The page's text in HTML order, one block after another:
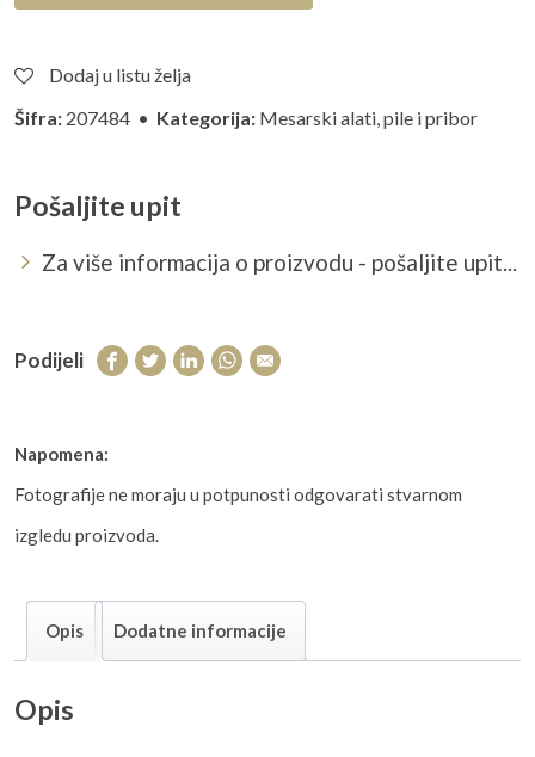
Dodaj u listu želja
Šifra: 207484 • Kategorija: Mesarski alati, pile i pribor
Pošaljite upit
Za više informacija o proizvodu - pošaljite upit...
Podijeli
Napomena:
Fotografije ne moraju u potpunosti odgovarati stvarnom
izgledu proizvoda.
Opis Dodatne informacije
Opis